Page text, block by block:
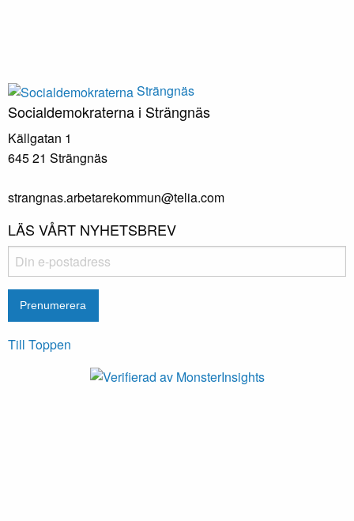
Strängnäs
Socialdemokraterna i Strängnäs
Källgatan 1
645 21 Strängnäs
strangnas.arbetarekommun@telia.com
LÄS VÅRT NYHETSBREV
Till Toppen